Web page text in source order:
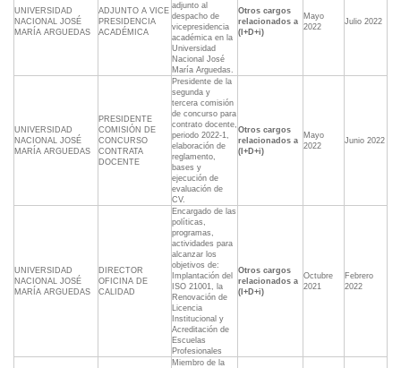
UNIVERSIDAD
NACIONAL JOSÉ
MARÍA ARGUEDAS
ADJUNTO A VICE
PRESIDENCIA
ACADÉMICA
adjunto al
despacho de
vicepresidencia
académica en la
Universidad
Nacional José
María Arguedas.
Otros cargos
relacionados a
(I+D+i)
Mayo
2022
Julio 2022
UNIVERSIDAD
NACIONAL JOSÉ
MARÍA ARGUEDAS
PRESIDENTE
COMISIÓN DE
CONCURSO
CONTRATA
DOCENTE
Presidente de la
segunda y
tercera comisión
de concurso para
contrato docente,
periodo 2022-1,
elaboración de
reglamento,
bases y
ejecución de
evaluación de
CV.
Otros cargos
relacionados a
(I+D+i)
Mayo
2022
Junio 2022
UNIVERSIDAD
NACIONAL JOSÉ
MARÍA ARGUEDAS
DIRECTOR
OFICINA DE
CALIDAD
Encargado de las
políticas,
programas,
actividades para
alcanzar los
objetivos de:
Implantación del
ISO 21001, la
Renovación de
Licencia
Institucional y
Acreditación de
Escuelas
Profesionales
Otros cargos
relacionados a
(I+D+i)
Octubre
2021
Febrero
2022
Miembro de la